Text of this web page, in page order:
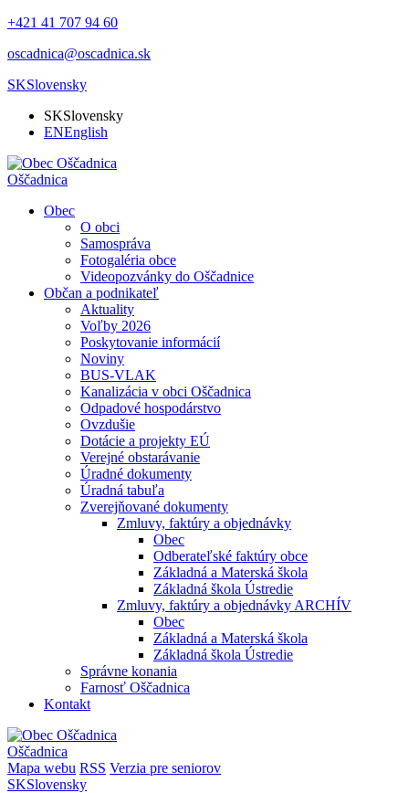
+421 41 707 94 60
oscadnica@oscadnica.sk
SKSlovensky
SKSlovensky
ENEnglish
Oščadnica
Obec
O obci
Samospráva
Fotogaléria obce
Videopozvánky do Oščadnice
Občan a podnikateľ
Aktuality
Voľby 2026
Poskytovanie informácií
Noviny
BUS-VLAK
Kanalizácia v obci Oščadnica
Odpadové hospodárstvo
Ovzdušie
Dotácie a projekty EÚ
Verejné obstarávanie
Úradné dokumenty
Úradná tabuľa
Zverejňované dokumenty
Zmluvy, faktúry a objednávky
Obec
Odberateľské faktúry obce
Základná a Materská škola
Základná škola Ústredie
Zmluvy, faktúry a objednávky ARCHÍV
Obec
Základná a Materská škola
Základná škola Ústredie
Správne konania
Farnosť Oščadnica
Kontakt
Oščadnica
Mapa webu RSS Verzia pre seniorov
SKSlovensky